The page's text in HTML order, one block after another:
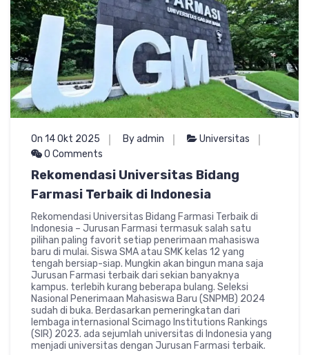
On 14 Okt 2025 By admin
Universitas
0 Comments
Rekomendasi Universitas Bidang
Farmasi Terbaik di Indonesia
Rekomendasi Universitas Bidang Farmasi Terbaik di
Indonesia – Jurusan Farmasi termasuk salah satu
pilihan paling favorit setiap penerimaan mahasiswa
baru di mulai. Siswa SMA atau SMK kelas 12 yang
tengah bersiap-siap. Mungkin akan bingun mana saja
Jurusan Farmasi terbaik dari sekian banyaknya
kampus. terlebih kurang beberapa bulang. Seleksi
Nasional Penerimaan Mahasiswa Baru (SNPMB) 2024
sudah di buka. Berdasarkan pemeringkatan dari
lembaga internasional Scimago Institutions Rankings
(SIR) 2023. ada sejumlah universitas di Indonesia yang
menjadi universitas dengan Jurusan Farmasi terbaik.